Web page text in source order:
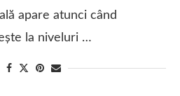
apare atunci când
la niveluri …